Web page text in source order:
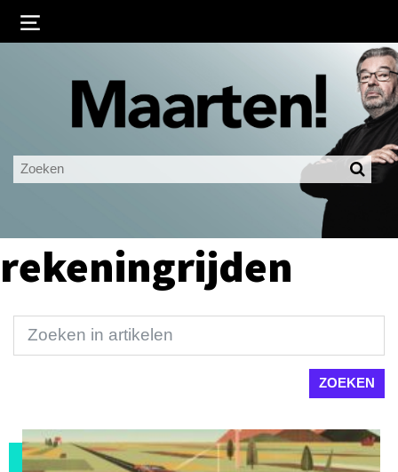
Ingelogd blijven
LOGIN
rekeningrijden